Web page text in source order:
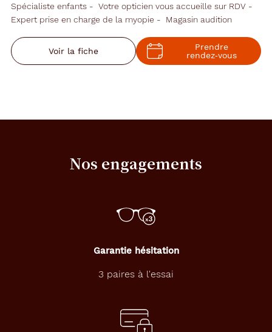
Spécialiste enfants
Votre opticien vous accueille sur RDV
Expert prise en charge de la myopie
Magasin audition
Voir la fiche
Prendre
rendez‑vous
Nos engagements
Garantie hésitation
3 paires à l'essai